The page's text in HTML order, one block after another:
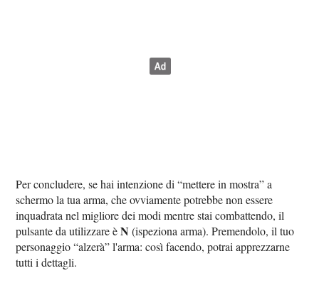
Per concludere, se hai intenzione di “mettere in mostra” a
schermo la tua arma, che ovviamente potrebbe non essere
inquadrata nel migliore dei modi mentre stai combattendo, il
pulsante da utilizzare èN (ispeziona arma). Premendolo, il tuo
personaggio “alzerà” l'arma: così facendo, potrai apprezzarne
tutti i dettagli.